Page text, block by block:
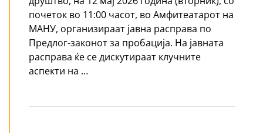
почеток во 11:00 часот, во Амфитеатарот на
МАНУ, организираат јавна расправа по
Предлог-законот за пробација. На јавната
расправа ќе се дискутираат клучните
аспекти на …